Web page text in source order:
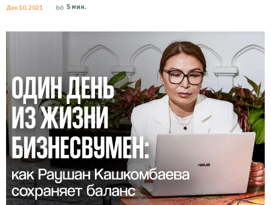
Дек 10, 2021 5 мин.